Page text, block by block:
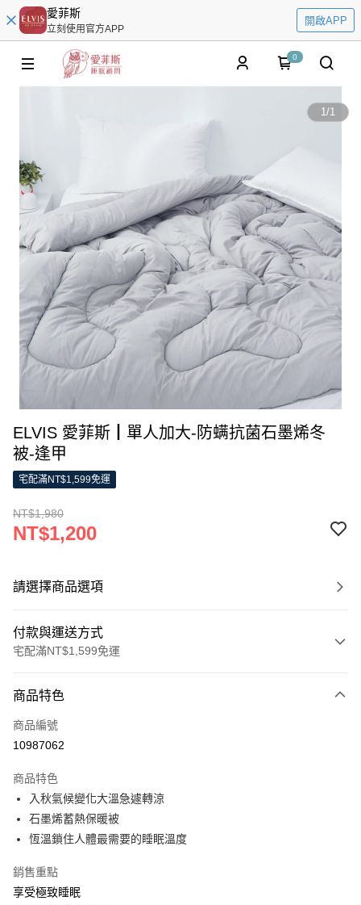
愛菲斯
立刻使用官方APP
開啟APP
0
1/1
ELVIS 愛菲斯┃單人加大-防螨抗菌石墨烯冬
被-逢甲
宅配滿NT$1,599免運
NT$1,980
NT$1,200
請選擇商品選項
付款與運送方式
宅配滿NT$1,599免運
信用卡一次付款
LINE Pay
街口支付
全盈+PAY
運送方式
物流宅配
商品特色
商品編號
10987062
商品特色
入秋氣候變化大溫急遽轉涼
石墨烯蓄熱保暖被
恆溫鎖住人體最需要的睡眠溫度
銷售重點
享受極致睡眠